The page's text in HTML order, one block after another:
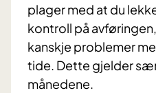
plager med at du
kontroll på
kanskje problemer
tide. Dette gjelder
månedene.